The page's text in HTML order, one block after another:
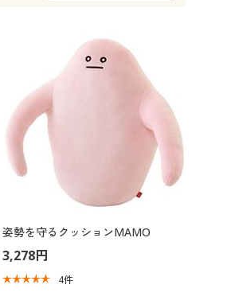
姿勢を守るクッションMAMO
3,278円
4件